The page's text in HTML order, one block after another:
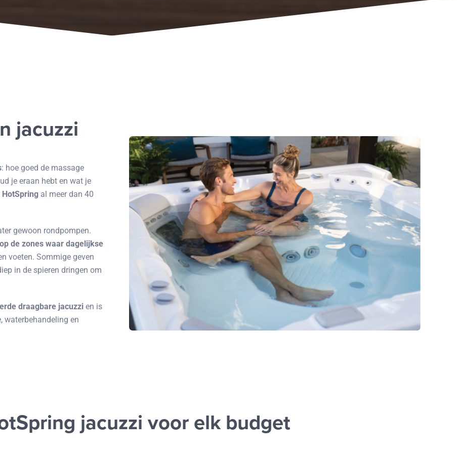
jacuzzi
: hoe goed de massage
je eraan hebt en wat je
HotSpringal meer dan 40
gewoon rondpompen.
de zones waar dagelijkse
voeten. Sommige geven
in de spieren dringen om
draagbare jacuzzien is
waterbehandeling en
jacuzzi voor elk budget